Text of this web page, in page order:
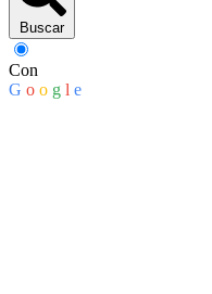
Buscar
Con
G o o g l e